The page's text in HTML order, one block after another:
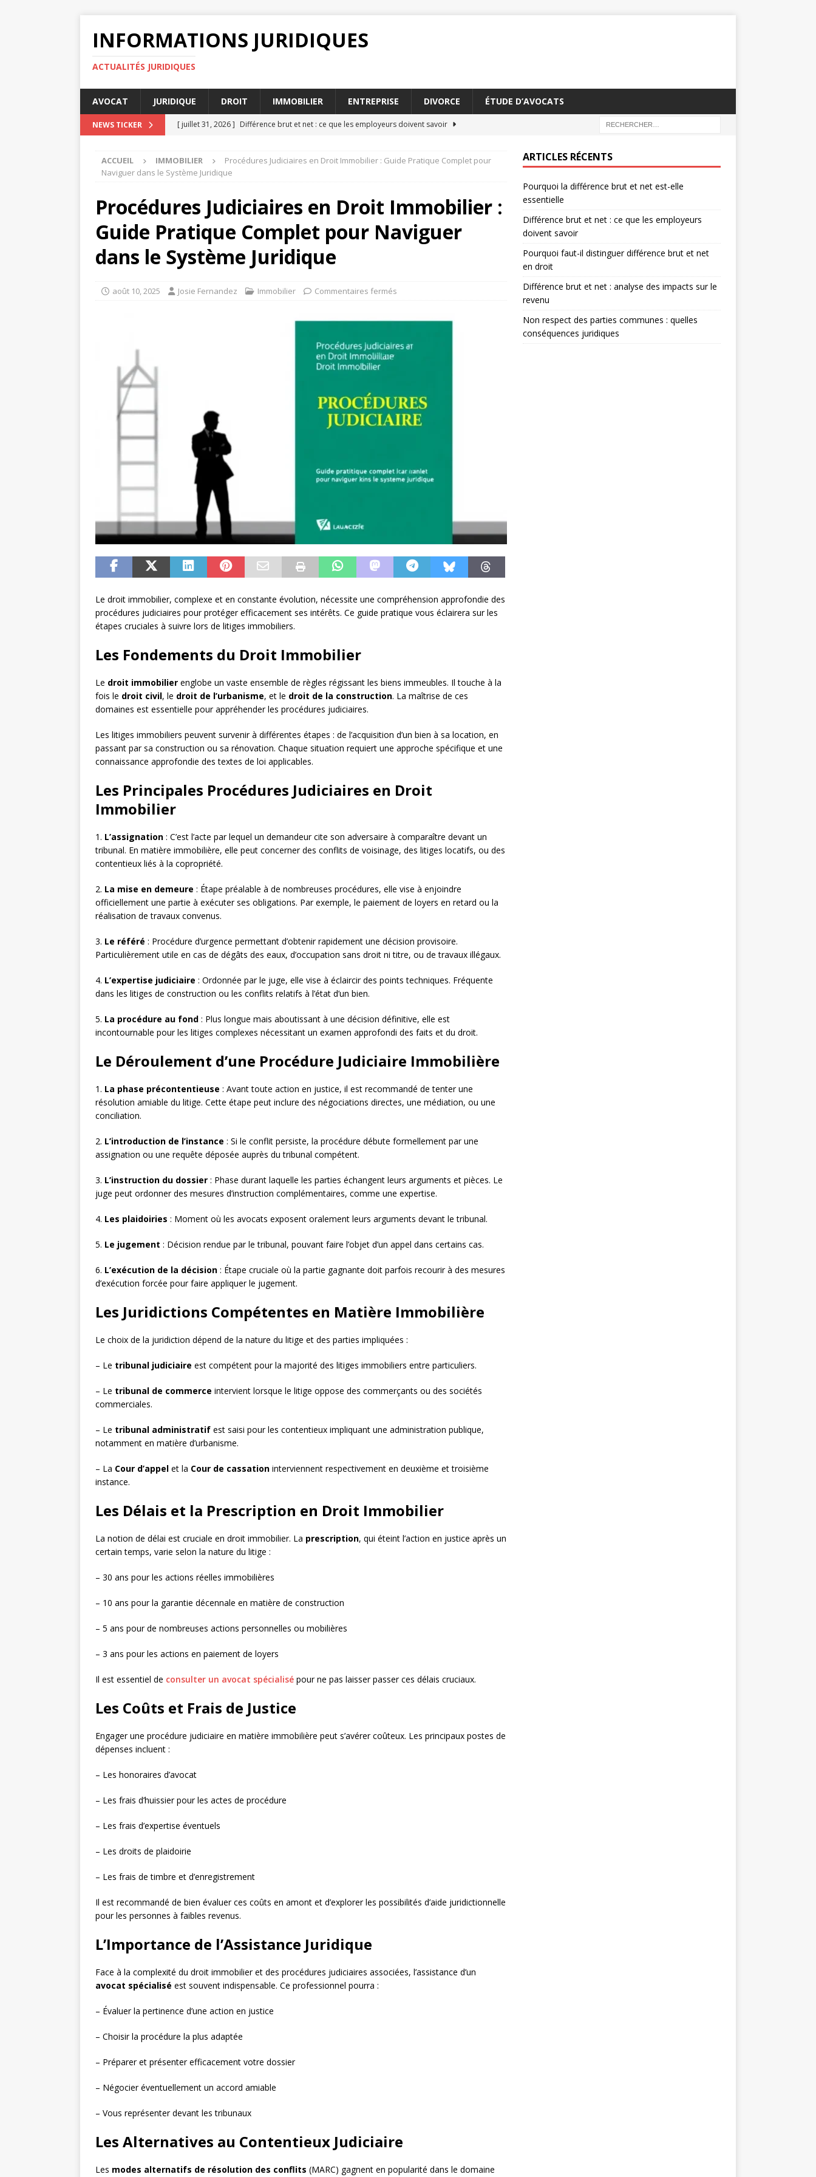
INFORMATIONS JURIDIQUES
ACTUALITÉS JURIDIQUES
AVOCAT JURIDIQUE DROIT IMMOBILIER ENTREPRISE DIVORCE ÉTUDE D’AVOCATS
NEWS TICKER [ juillet 31, 2026 ] Différence brut et net : ce que les employeurs doivent savoir
[ juillet 27, 2026 ] Pourquoi faut-il distinguer différence brut et net en droit
DROIT
[ juillet 19, 2026 ]
Non respect des parties communes : quelles conséquences juridiques
DROIT
[ août 4, 2026 ]
Pourquoi la différence brut et net est-elle essentielle
ACCUEIL IMMOBILIER
Procédures Judiciaires en Droit Immobilier : Guide Pratique Complet pour
Naviguer dans le Système Juridique
Procédures Judiciaires en Droit Immobilier :
Guide Pratique Complet pour Naviguer
dans le Système Juridique
août 10, 2025 Josie Fernandez Immobilier Commentaires fermés
Le droit immobilier, complexe et en constante évolution, nécessite une compréhension approfondie des
procédures judiciaires pour protéger efficacement ses intérêts. Ce guide pratique vous éclairera sur les
étapes cruciales à suivre lors de litiges immobiliers.
Les Fondements du Droit Immobilier
Le droit immobilier englobe un vaste ensemble de règles régissant les biens immeubles. Il touche à la
fois le droit civil, le droit de l’urbanisme, et le droit de la construction. La maîtrise de ces
domaines est essentielle pour appréhender les procédures judiciaires.
Les litiges immobiliers peuvent survenir à différentes étapes : de l’acquisition d’un bien à sa location, en
passant par sa construction ou sa rénovation. Chaque situation requiert une approche spécifique et une
connaissance approfondie des textes de loi applicables.
Les Principales Procédures Judiciaires en Droit
Immobilier
1. L’assignation : C’est l’acte par lequel un demandeur cite son adversaire à comparaître devant un
tribunal. En matière immobilière, elle peut concerner des conflits de voisinage, des litiges locatifs, ou des
contentieux liés à la copropriété.
2. La mise en demeure : Étape préalable à de nombreuses procédures, elle vise à enjoindre
officiellement une partie à exécuter ses obligations. Par exemple, le paiement de loyers en retard ou la
réalisation de travaux convenus.
3. Le référé : Procédure d’urgence permettant d’obtenir rapidement une décision provisoire.
Particulièrement utile en cas de dégâts des eaux, d’occupation sans droit ni titre, ou de travaux illégaux.
4. L’expertise judiciaire : Ordonnée par le juge, elle vise à éclaircir des points techniques. Fréquente
dans les litiges de construction ou les conflits relatifs à l’état d’un bien.
5. La procédure au fond : Plus longue mais aboutissant à une décision définitive, elle est
incontournable pour les litiges complexes nécessitant un examen approfondi des faits et du droit.
Le Déroulement d’une Procédure Judiciaire Immobilière
1. La phase précontentieuse : Avant toute action en justice, il est recommandé de tenter une
résolution amiable du litige. Cette étape peut inclure des négociations directes, une médiation, ou une
conciliation.
2. L’introduction de l’instance : Si le conflit persiste, la procédure débute formellement par une
assignation ou une requête déposée auprès du tribunal compétent.
3. L’instruction du dossier : Phase durant laquelle les parties échangent leurs arguments et pièces. Le
juge peut ordonner des mesures d’instruction complémentaires, comme une expertise.
4. Les plaidoiries : Moment où les avocats exposent oralement leurs arguments devant le tribunal.
5. Le jugement : Décision rendue par le tribunal, pouvant faire l’objet d’un appel dans certains cas.
6. L’exécution de la décision : Étape cruciale où la partie gagnante doit parfois recourir à des mesures
d’exécution forcée pour faire appliquer le jugement.
Les Juridictions Compétentes en Matière Immobilière
Le choix de la juridiction dépend de la nature du litige et des parties impliquées :
– Le tribunal judiciaire est compétent pour la majorité des litiges immobiliers entre particuliers.
– Le tribunal de commerce intervient lorsque le litige oppose des commerçants ou des sociétés
commerciales.
– Le tribunal administratif est saisi pour les contentieux impliquant une administration publique,
notamment en matière d’urbanisme.
– La Cour d’appel et la Cour de cassation interviennent respectivement en deuxième et troisième
instance.
Les Délais et la Prescription en Droit Immobilier
La notion de délai est cruciale en droit immobilier. La prescription, qui éteint l’action en justice après un
certain temps, varie selon la nature du litige :
– 30 ans pour les actions réelles immobilières
– 10 ans pour la garantie décennale en matière de construction
– 5 ans pour de nombreuses actions personnelles ou mobilières
– 3 ans pour les actions en paiement de loyers
Il est essentiel de consulter un avocat spécialisé pour ne pas laisser passer ces délais cruciaux.
Les Coûts et Frais de Justice
Engager une procédure judiciaire en matière immobilière peut s’avérer coûteux. Les principaux postes de
dépenses incluent :
– Les honoraires d’avocat
– Les frais d’huissier pour les actes de procédure
– Les frais d’expertise éventuels
– Les droits de plaidoirie
– Les frais de timbre et d’enregistrement
Il est recommandé de bien évaluer ces coûts en amont et d’explorer les possibilités d’aide juridictionnelle
pour les personnes à faibles revenus.
L’Importance de l’Assistance Juridique
Face à la complexité du droit immobilier et des procédures judiciaires associées, l’assistance d’un
avocat spécialisé est souvent indispensable. Ce professionnel pourra :
– Évaluer la pertinence d’une action en justice
– Choisir la procédure la plus adaptée
– Préparer et présenter efficacement votre dossier
– Négocier éventuellement un accord amiable
– Vous représenter devant les tribunaux
Les Alternatives au Contentieux Judiciaire
Les modes alternatifs de résolution des conflits (MARC) gagnent en popularité dans le domaine
ARTICLES RÉCENTS
Pourquoi la différence brut et net est-elle
essentielle
Différence brut et net : ce que les employeurs
doivent savoir
Pourquoi faut-il distinguer différence brut et net
en droit
Différence brut et net : analyse des impacts sur le
revenu
Non respect des parties communes : quelles
conséquences juridiques